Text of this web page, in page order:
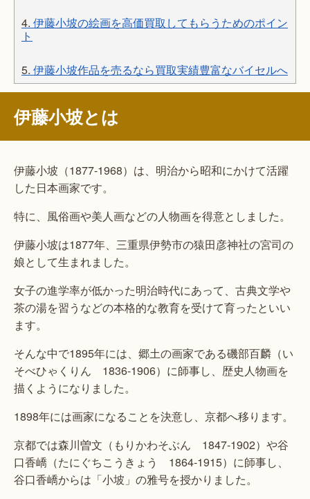
4. 伊藤小坡の絵画を高価買取してもらうためのポイン
ト
5. 伊藤小坡作品を売るなら買取実績豊富なバイセルへ
伊藤小坡とは
伊藤小坡（1877-1968）は、明治から昭和にかけて活躍
した日本画家です。
特に、風俗画や美人画などの人物画を得意としました。
伊藤小坡は1877年、三重県伊勢市の猿田彦神社の宮司の
娘として生まれました。
女子の進学率が低かった明治時代にあって、古典文学や
茶の湯を習うなどの本格的な教育を受けて育ったといい
ます。
そんな中で1895年には、郷土の画家である磯部百麟（い
そべひゃくりん 1836-1906）に師事し、歴史人物画を
描くようになりました。
1898年には画家になることを決意し、京都へ移ります。
京都では森川曽文（もりかわそぶん 1847-1902）や谷
口香嶠（たにぐちこうきょう 1864-1915）に師事し、
谷口香嶠からは「小坡」の雅号を授かりました。